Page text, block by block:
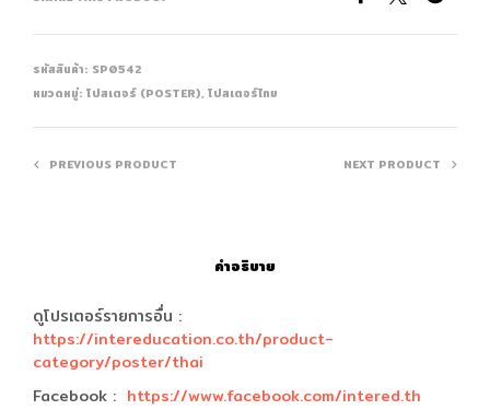
รหัสสินค้า: SP0542
หมวดหมู่: โปสเตอร์ (POSTER),โปสเตอร์ไทย
PREVIOUS PRODUCT NEXT PRODUCT
คำอธิบาย
ดูโปรเตอร์รายการอื่น :
https://intereducation.co.th/product-
category/poster/thai
Facebook : https://www.facebook.com/intered.th